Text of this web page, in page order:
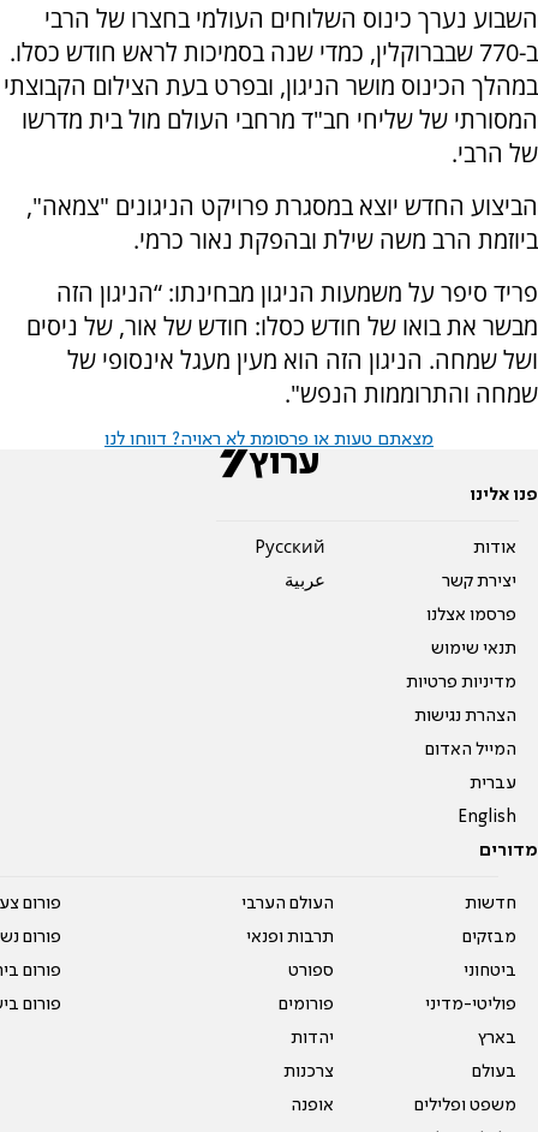
השבוע נערך כינוס השלוחים העולמי בחצרו של הרבי
ב-770 שבברוקלין, כמדי שנה בסמיכות לראש חודש כסלו.
במהלך הכינוס מושר הניגון, ובפרט בעת הצילום הקבוצתי
המסורתי של שליחי חב"ד מרחבי העולם מול בית מדרשו
של הרבי.
הביצוע החדש יוצא במסגרת פרויקט הניגונים "צמאה",
ביוזמת הרב משה שילת ובהפקת נאור כרמי.
פריד סיפר על משמעות הניגון מבחינתו: “הניגון הזה
מבשר את בואו של חודש כסלו: חודש של אור, של ניסים
ושל שמחה. הניגון הזה הוא מעין מעגל אינסופי של
שמחה והתרוממות הנפש".
מצאתם טעות או פרסומת לא ראויה? דווחו לנו
פנו אלינו
אודות
יצירת קשר
פרסמו אצלנו
תנאי שימוש
מדיניות פרטיות
הצהרת נגישות
המייל האדום
עברית
English
Pусский
عربية
מדורים
חדשות
מבזקים
ביטחוני
פוליטי-מדיני
בארץ
בעולם
משפט ופלילים
העולם הערבי
תרבות ופנאי
ספורט
פורומים
יהדות
צרכנות
אופנה
פורום
פורום
פורום
פורום